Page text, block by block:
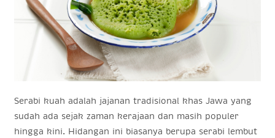
Serabi kuah adalah jajanan tradisional khas Jawa yang
sudah ada sejak zaman kerajaan dan masih populer
hingga kini. Hidangan ini biasanya berupa serabi lembut